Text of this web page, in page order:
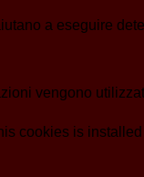
a eseguire
vengono
cookies is